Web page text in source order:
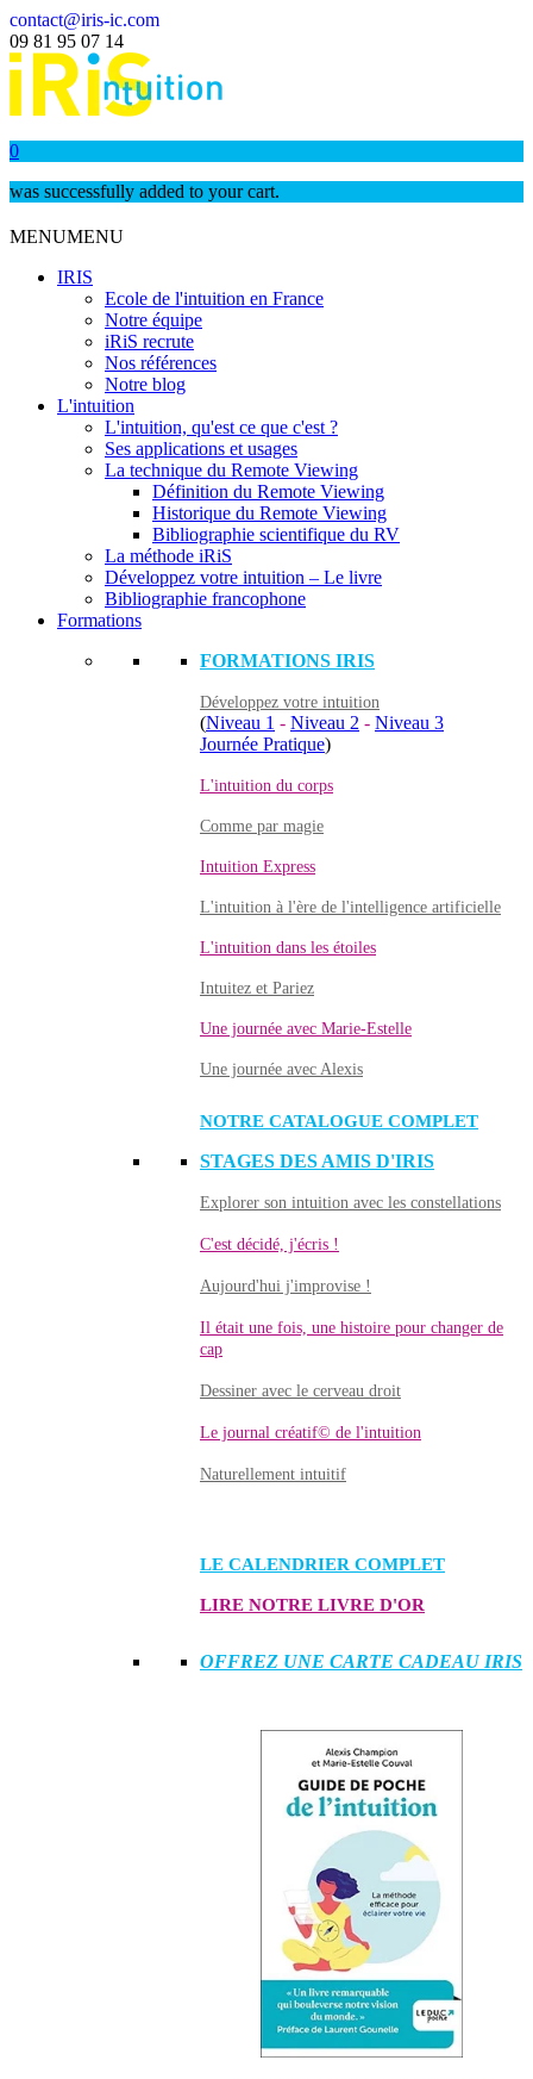
contact@iris-ic.com
09 81 95 07 14
0
was successfully added to your cart.
MENUMENU
IRIS
Ecole de l'intuition en France
Notre équipe
iRiS recrute
Nos références
Notre blog
L'intuition
L'intuition, qu'est ce que c'est ?
Ses applications et usages
La technique du Remote Viewing
Définition du Remote Viewing
Historique du Remote Viewing
Bibliographie scientifique du RV
La méthode iRiS
Développez votre intuition – Le livre
Bibliographie francophone
Formations
FORMATIONS IRIS
Développez votre intuition
(Niveau 1 - Niveau 2 - Niveau 3
Journée Pratique)
L'intuition du corps
Comme par magie
Intuition Express
L'intuition à l'ère de l'intelligence artificielle
L'intuition dans les étoiles
Intuitez et Pariez
Une journée avec Marie-Estelle
Une journée avec Alexis
NOTRE CATALOGUE COMPLET
STAGES DES AMIS D'IRIS
Explorer son intuition avec les constellations
C'est décidé, j'écris !
Aujourd'hui j'improvise !
Il était une fois, une histoire pour changer de
cap
Dessiner avec le cerveau droit
Le journal créatif© de l'intuition
Naturellement intuitif
LE CALENDRIER COMPLET
LIRE NOTRE LIVRE D'OR
OFFREZ UNE CARTE CADEAU IRIS